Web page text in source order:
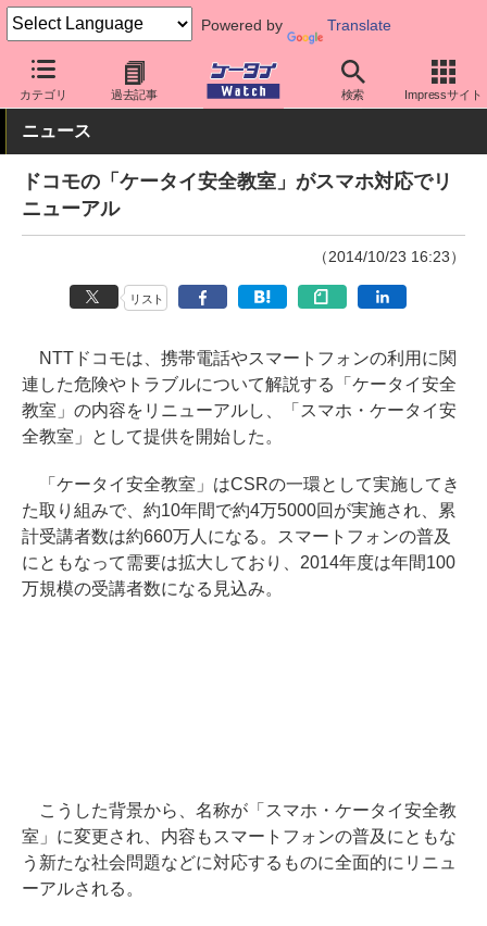
Powered by Translate
カテゴリ 過去記事 検索 Impressサイト
ケータイ Watch キャリア ドコモ サポート
ニュース
ドコモの「ケータイ安全教室」がスマホ対応でリ
ニューアル
（2014/10/23 16:23）
リスト
NTTドコモは、携帯電話やスマートフォンの利用に関
連した危険やトラブルについて解説する「ケータイ安全
教室」の内容をリニューアルし、「スマホ・ケータイ安
全教室」として提供を開始した。
「ケータイ安全教室」はCSRの一環として実施してき
た取り組みで、約10年間で約4万5000回が実施され、累
計受講者数は約660万人になる。スマートフォンの普及
にともなって需要は拡大しており、2014年度は年間100
万規模の受講者数になる見込み。
こうした背景から、名称が「スマホ・ケータイ安全教
室」に変更され、内容もスマートフォンの普及にともな
う新たな社会問題などに対応するものに全面的にリニュ
ーアルされる。